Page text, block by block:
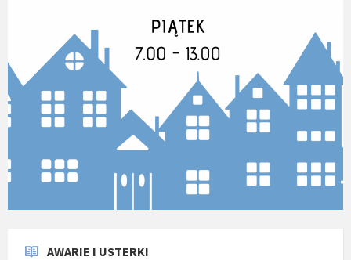
AWARIE I USTERKI